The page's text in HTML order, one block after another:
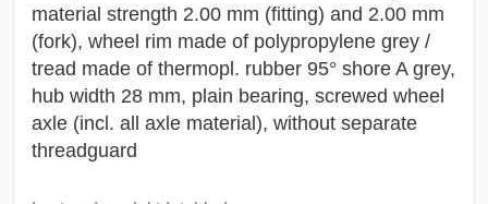
material strength 2.00 mm (fitting) and 2.00 mm
(fork), wheel rim made of polypropylene grey /
tread made of thermopl. rubber 95° shore A grey,
hub width 28 mm, plain bearing, screwed wheel
axle (incl. all axle material), without separate
threadguard